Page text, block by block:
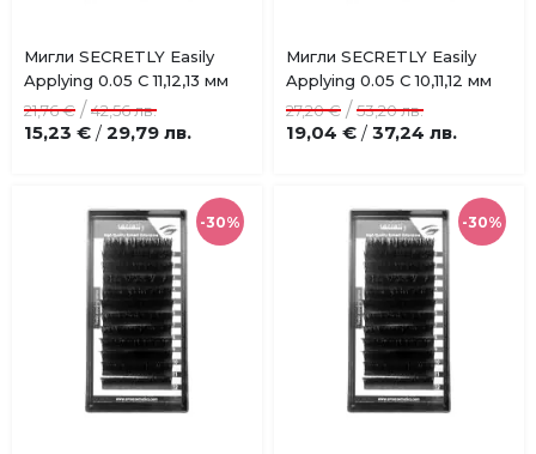
Добави
в
Купи
Мигли SECRETLY Easily
Applying 0.05 C 11,12,13 мм
15,23 € / 29,79 лв.
21,76 € /42,56 лв.
Добави
в
Купи
Мигли SECRETLY Easily
Applying 0.05 C 10,11,12 мм
19,04 € / 37,24 лв.
27,20 € /53,20 лв.
-30% -30%